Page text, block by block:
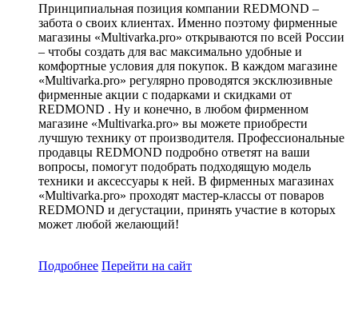
Принципиальная позиция компании REDMOND –
забота о своих клиентах. Именно поэтому фирменные
магазины «Multivarka.pro» открываются по всей России
– чтобы создать для вас максимально удобные и
комфортные условия для покупок. В каждом магазине
«Multivarka.pro» регулярно проводятся эксклюзивные
фирменные акции с подарками и скидками от
REDMOND . Ну и конечно, в любом фирменном
магазине «Multivarka.pro» вы можете приобрести
лучшую технику от производителя. Профессиональные
продавцы REDMOND подробно ответят на ваши
вопросы, помогут подобрать подходящую модель
техники и аксессуары к ней. В фирменных магазинах
«Multivarka.pro» проходят мастер-классы от поваров
REDMOND и дегустации, принять участие в которых
может любой желающий!
Подробнее Перейти на сайт